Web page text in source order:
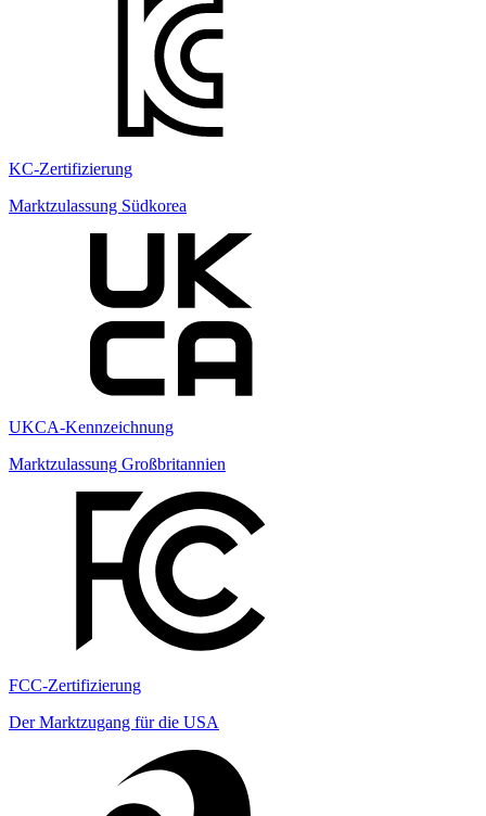
KC-Zertifizierung
Marktzulassung Südkorea
UKCA-Kennzeichnung
Marktzulassung Großbritannien
FCC-Zertifizierung
Der Marktzugang für die USA